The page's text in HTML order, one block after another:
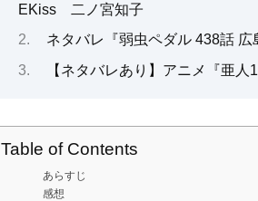
EKiss 二ノ宮知子
ネタバレ『弱虫ペダル 438話
【ネタバレあり】アニメ『亜
Table of Contents
あらすじ
感想